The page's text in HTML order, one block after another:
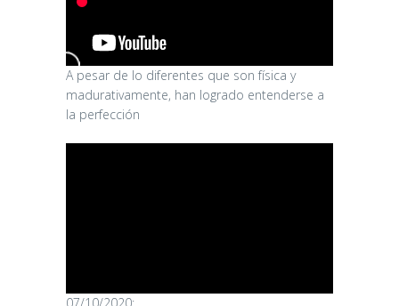
A pesar de lo diferentes que son física y
madurativamente, han logrado entenderse a
la perfección